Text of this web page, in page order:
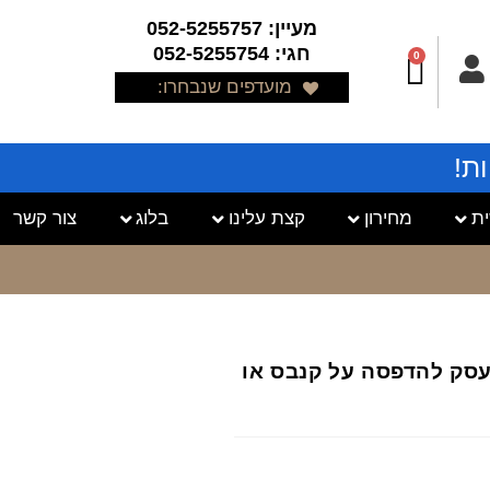
0
מעיין: 052-5255757
חגי: 052-5255754
מועדפים שנבחרו:
מחירון קצת עלינו בלוג צור קשר
העסק להדפסה על קנבס או